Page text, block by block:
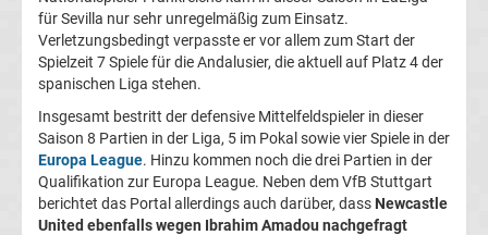
Transfergerüchte
Transferticker
-
Meldungen
für Sevilla nur sehr unregelmäßig zum Einsatz.
Verletzungsbedingt verpasste er vor allem zum Start der
Spielzeit 7 Spiele für die Andalusier, die aktuell auf Platz 4 der
spanischen Liga stehen.
Insgesamt bestritt der defensive Mittelfeldspieler in dieser
Saison 8 Partien in der Liga, 5 im Pokal sowie vier Spiele in der
Europa League. Hinzu kommen noch die drei Partien in der
Qualifikation zur Europa League. Neben dem VfB Stuttgart
berichtet das Portal allerdings auch darüber, dass Newcastle
United ebenfalls wegen Ibrahim Amadou nachgefragt